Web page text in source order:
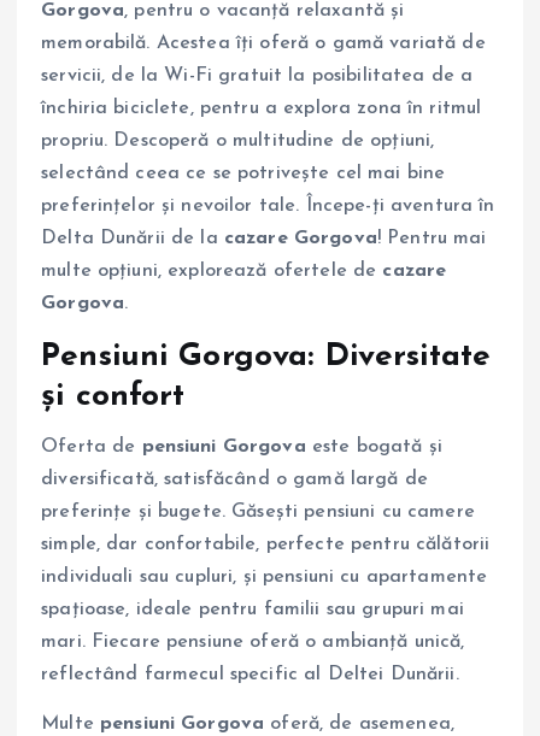
Gorgova, pentru o vacanță relaxantă și
memorabilă. Acestea îți oferă o gamă variată de
servicii, de la Wi-Fi gratuit la posibilitatea de a
închiria biciclete, pentru a explora zona în ritmul
propriu. Descoperă o multitudine de opțiuni,
selectând ceea ce se potrivește cel mai bine
preferințelor și nevoilor tale. Începe-ți aventura în
Delta Dunării de la cazare Gorgova! Pentru mai
multe opțiuni, explorează ofertele de cazare
Gorgova.
Pensiuni Gorgova: Diversitate
și confort
Oferta de pensiuni Gorgova este bogată și
diversificată, satisfăcând o gamă largă de
preferințe și bugete. Găsești pensiuni cu camere
simple, dar confortabile, perfecte pentru călătorii
individuali sau cupluri, și pensiuni cu apartamente
spațioase, ideale pentru familii sau grupuri mai
mari. Fiecare pensiune oferă o ambianță unică,
reflectând farmecul specific al Deltei Dunării.
Multe pensiuni Gorgova oferă, de asemenea,